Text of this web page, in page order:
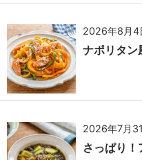
2026年8月4
ナポリタン
2026年7月31
さっぱり！